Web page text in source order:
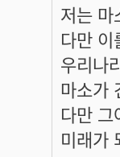
저는
다만
우리나
마소가
다만
미래가